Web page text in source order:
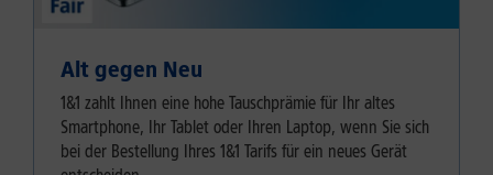
Alt gegen Neu
1&1 zahlt Ihnen eine hohe Tauschprämie für Ihr altes
Smartphone, Ihr Tablet oder Ihren Laptop, wenn Sie sich
bei der Bestellung Ihres 1&1 Tarifs für ein neues Gerät